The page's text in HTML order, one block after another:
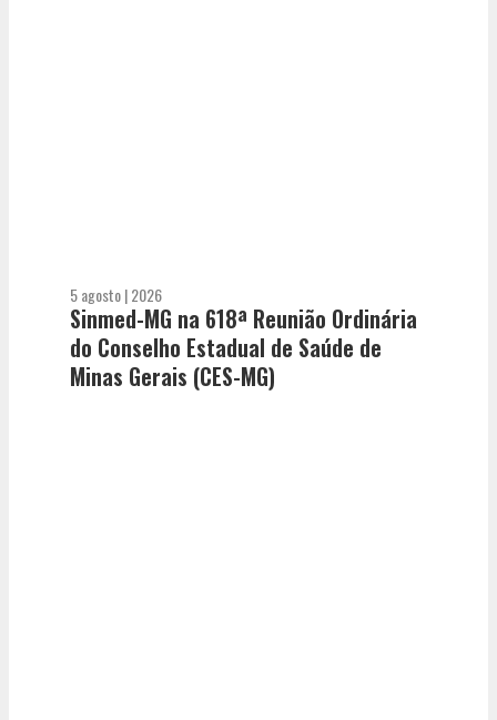
5 agosto | 2026
Sinmed-MG na 618ª Reunião Ordinária
do Conselho Estadual de Saúde de
Minas Gerais (CES-MG)